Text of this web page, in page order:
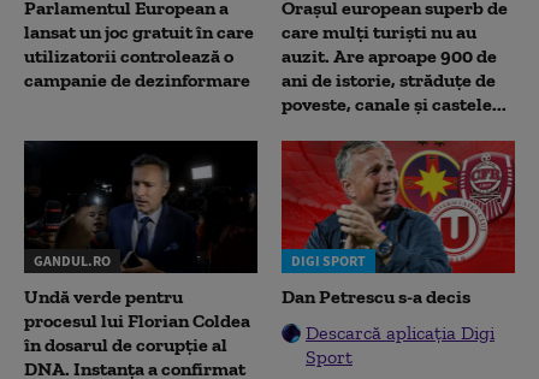
Parlamentul European a
lansat un joc gratuit în care
utilizatorii controlează o
campanie de dezinformare
Orașul european superb de
care mulți turiști nu au
auzit. Are aproape 900 de
ani de istorie, străduțe de
poveste, canale și castele...
GANDUL.RO
Undă verde pentru
procesul lui Florian Coldea
în dosarul de corupție al
DNA. Instanța a confirmat
DIGI SPORT
Dan Petrescu s-a decis
Descarcă aplicația Digi
Sport